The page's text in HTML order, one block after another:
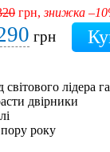
грн,знижка
грн
лідера
двірники
пору року